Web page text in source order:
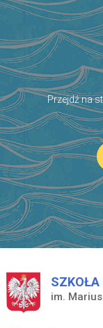
Przejdź na
SZKOŁA
im.